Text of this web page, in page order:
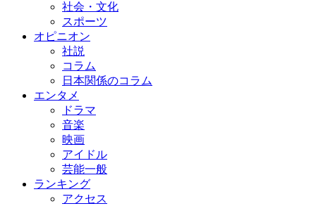
社会・文化
スポーツ
オピニオン
社説
コラム
日本関係のコラム
エンタメ
ドラマ
音楽
映画
アイドル
芸能一般
ランキング
アクセス